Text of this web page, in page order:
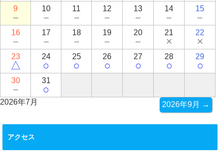
9
－
10
－
11
－
12
－
13
－
14
－
15
－
16
－
17
－
18
－
19
－
20
－
21
×
22
×
23
△
24
○
25
○
26
○
27
○
28
○
29
○
30
－
31
○
2026年7月 2026年9月 →
アクセス